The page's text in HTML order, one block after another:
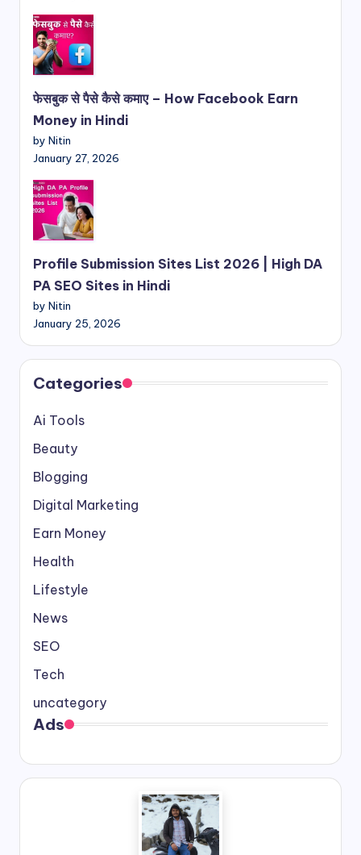
फेसबुक से पैसे कैसे कमाए – How Facebook Earn
Money in Hindi
by Nitin
January 27, 2026
Profile Submission Sites List 2026 | High DA
PA SEO Sites in Hindi
by Nitin
January 25, 2026
Categories
Ai Tools
Beauty
Blogging
Digital Marketing
Earn Money
Health
Lifestyle
News
SEO
Tech
uncategory
Ads